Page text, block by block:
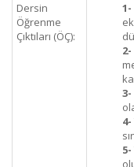
Dersin
Öğrenme
Çıktıları (ÖÇ):
1-
2-
3-
4-
5-